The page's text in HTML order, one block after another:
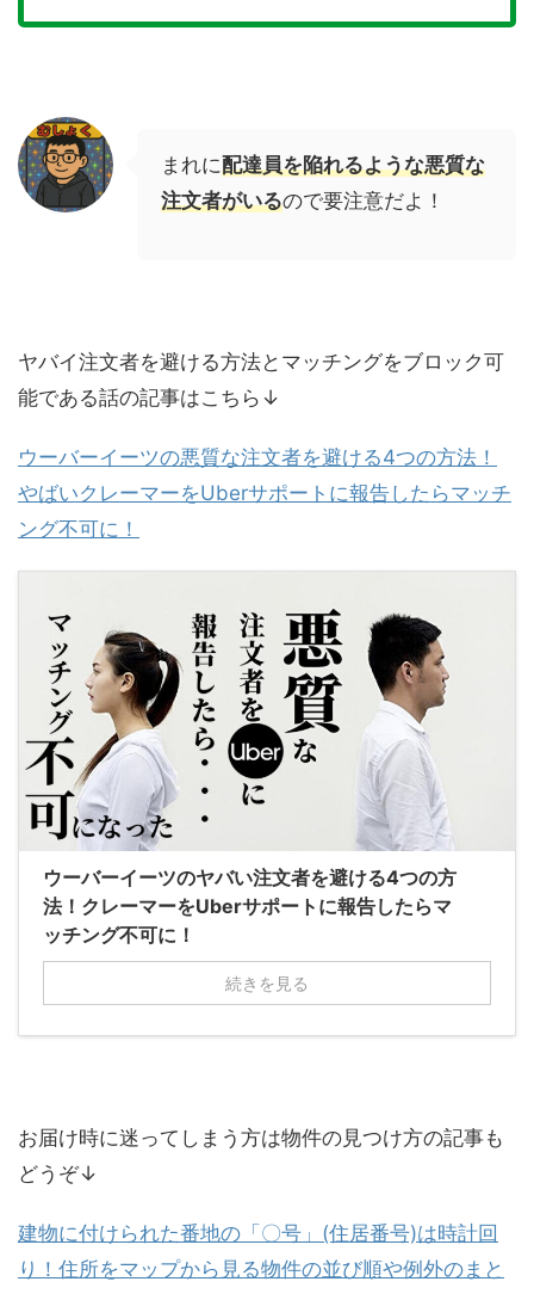
まれに配達員を陥れるような悪質な
注文者がいるので要注意だよ！
ヤバイ注文者を避ける方法とマッチングをブロック可
能である話の記事はこちら↓
ウーバーイーツの悪質な注文者を避ける4つの方法！
やばいクレーマーをUberサポートに報告したらマッチ
ング不可に！
ウーバーイーツのヤバい注文者を避ける4つの方
法！クレーマーをUberサポートに報告したらマ
ッチング不可に！
続きを見る
お届け時に迷ってしまう方は物件の見つけ方の記事も
どうぞ↓
建物に付けられた番地の「〇号」(住居番号)は時計回
り！住所をマップから見る物件の並び順や例外のまと